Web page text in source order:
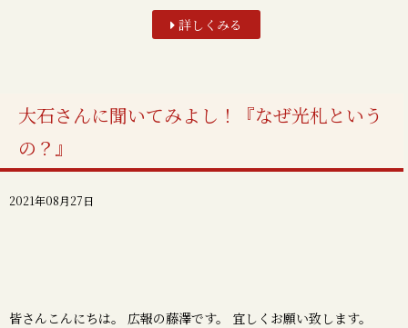
詳しくみる
大石さんに聞いてみよし！『なぜ光札という
の？』
2021年08月27日
皆さんこんにちは。 広報の藤澤です。 宜しくお願い致します。